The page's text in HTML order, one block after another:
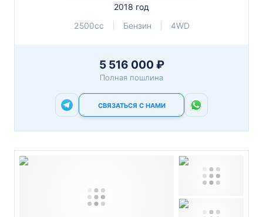
2018 год
2500cc
Бензин 4WD
5 516 000 ₽
Полная пошлина
СВЯЗАТЬСЯ С НАМИ